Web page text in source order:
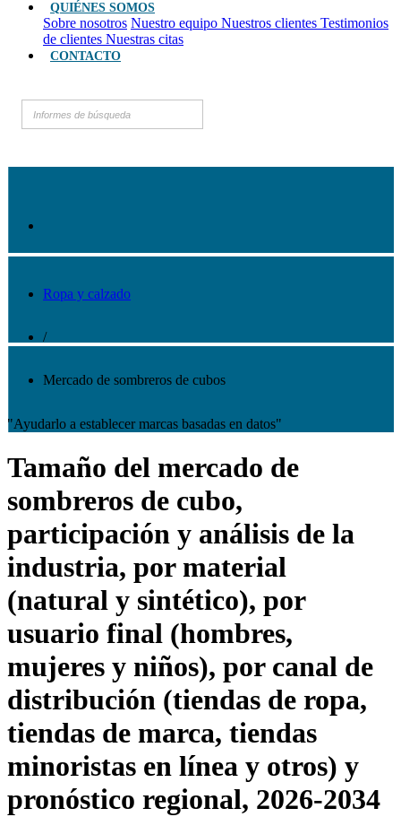
QUIÉNES SOMOS
Sobre nosotros Nuestro equipo Nuestros clientes Testimonios
de clientes Nuestras citas
CONTACTO
Ropa y calzado
/
Mercado de sombreros de cubos
"Ayudarlo a establecer marcas basadas en datos"
Tamaño del mercado de
sombreros de cubo,
participación y análisis de la
industria, por material
(natural y sintético), por
usuario final (hombres,
mujeres y niños), por canal de
distribución (tiendas de ropa,
tiendas de marca, tiendas
minoristas en línea y otros) y
pronóstico regional, 2026-2034